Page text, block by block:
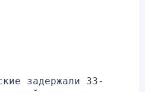
задержали 33-